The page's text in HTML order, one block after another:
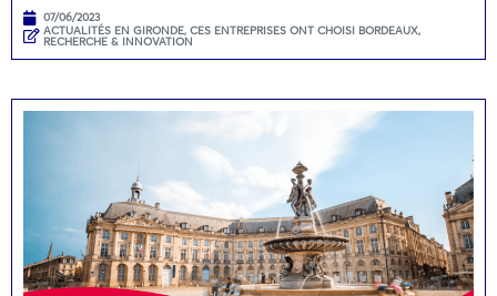
07/06/2023
ACTUALITÉS EN GIRONDE, CES ENTREPRISES ONT CHOISI BORDEAUX,
RECHERCHE & INNOVATION